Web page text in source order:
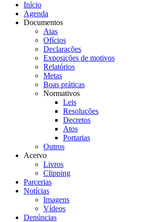
Início
Agenda
Documentos
Atas
Ofícios
Declarações
Exposições de motivos
Relatórios
Metas
Boas práticas
Normativos
Leis
Resoluções
Decretos
Atos
Portarias
Outros
Acervo
Livros
Clipping
Parcerias
Notícias
Imagens
Vídeos
Denúncias